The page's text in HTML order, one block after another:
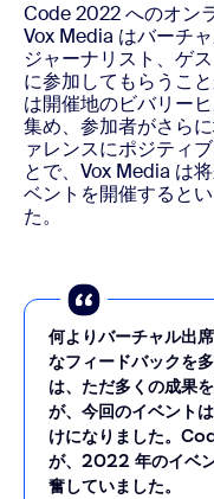
Code 2022 へのオン
Vox Media はバーチ
ジャーナリスト、ゲ
に参加してもらうこ
は開催地のビバリー
集め、参加者がさら
ァレンスにポジティ
とで、Vox Media は
ベントを開催すると
た。
何よりバーチャル出
なフィードバックを
は、ただ多くの成果
が、今回のイベント
けになりました。
が、2022 年のイベ
奮していました。